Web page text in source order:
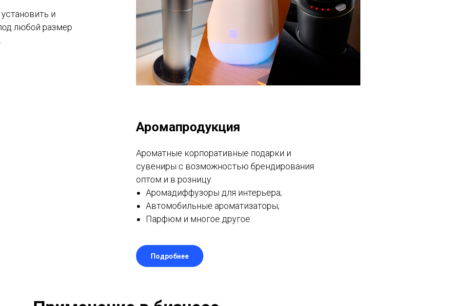
и
любой размер
Аромапродукция
Ароматные корпоративные подарки и
сувениры с возможностью брендирования
оптом и в розницу:
Аромадиффузоры для интерьера;
Автомобильные ароматизаторы;
Парфюм и многое другое.
Подробнее